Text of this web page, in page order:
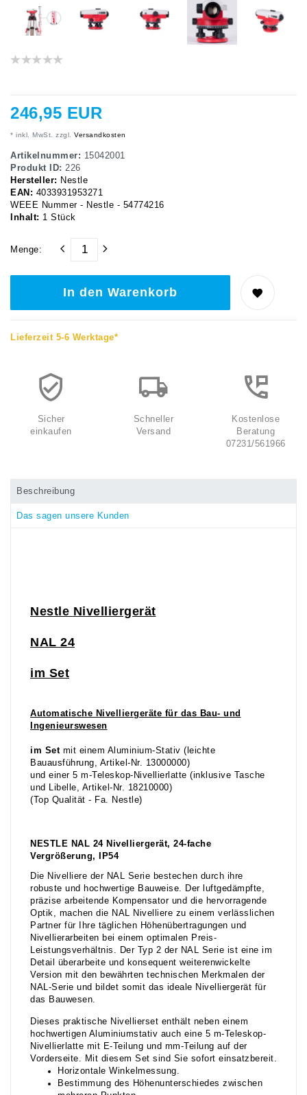
246,95 EUR
* inkl. MwSt. zzgl. Versandkosten
Artikelnummer: 15042001
Produkt ID: 226
Hersteller: Nestle
EAN: 4033931953271
WEEE Nummer - Nestle - 54774216
Inhalt: 1 Stück
Menge:
In den Warenkorb
Lieferzeit 5-6 Werktage*
Sicher
einkaufen
Schneller
Versand
Kostenlose
Beratung
07231/561966
Beschreibung
Das sagen unsere Kunden
Nestle Nivelliergerät
NAL 24
im Set
Automatische Nivelliergeräte für das Bau- und
Ingenieurswesen
im Set mit einem Aluminium-Stativ (leichte
Bauausführung, Artikel-Nr. 13000000)
und einer 5 m-Teleskop-Nivellierlatte (inklusive Tasche
und Libelle, Artikel-Nr. 18210000)
(Top Qualität - Fa. Nestle)
NESTLE NAL 24 Nivelliergerät, 24-fache
Vergrößerung, IP54
Die Nivelliere der NAL Serie bestechen durch ihre
robuste und hochwertige Bauweise. Der luftgedämpfte,
präzise arbeitende Kompensator und die hervorragende
Optik, machen die NAL Nivelliere zu einem verlässlichen
Partner für Ihre täglichen Höhenübertragungen und
Nivellierarbeiten bei einem optimalen Preis-
Leistungsverhältnis. Der Typ 2 der NAL Serie ist eine im
Detail überarbeite und konsequent weiterenwickelte
Version mit den bewährten technischen Merkmalen der
NAL-Serie und bildet somit das ideale Nivelliergerät für
das Bauwesen.
Dieses praktische Nivellierset enthält neben einem
hochwertigen Aluminiumstativ auch eine 5 m-Teleskop-
Nivellierlatte mit E-Teilung und mm-Teilung auf der
Vorderseite. Mit diesem Set sind Sie sofort einsatzbereit.
Horizontale Winkelmessung.
Bestimmung des Höhenunterschiedes zwischen